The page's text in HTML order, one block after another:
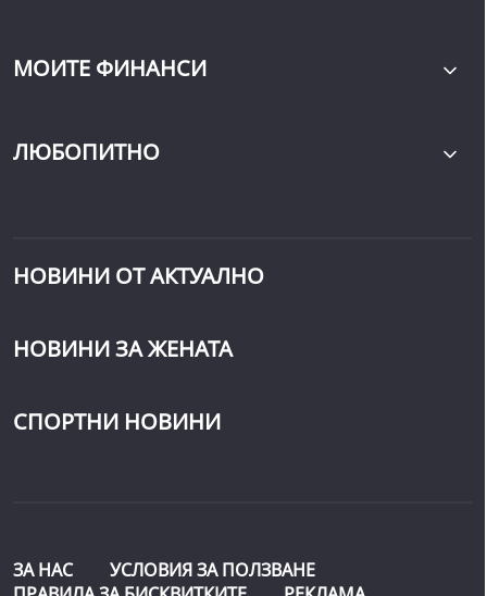
МОИТЕ ФИНАНСИ
ЛЮБОПИТНО
НОВИНИ ОТ АКТУАЛНО
НОВИНИ ЗА ЖЕНАТА
СПОРТНИ НОВИНИ
ЗА НАС
УСЛОВИЯ ЗА ПОЛЗВАНЕ